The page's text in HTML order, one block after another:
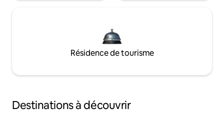
Résidence de tourisme
Destinations à découvrir